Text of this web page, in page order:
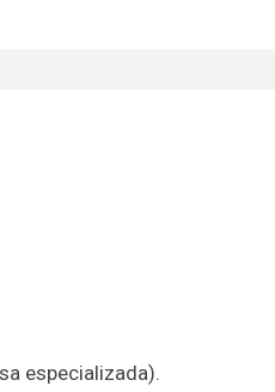
especializada).